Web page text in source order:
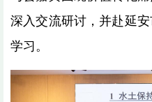
深入交流研讨，并赴延
学习。